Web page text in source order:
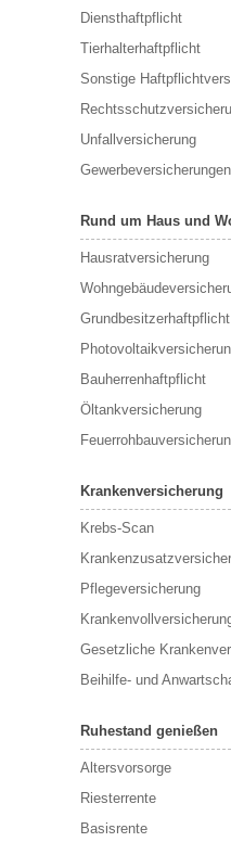
Diensthaftpflicht
Tierhalterhaftpflicht
Sonstige
Unfallversicherung
Gewerbeversicherungen
Rund um Haus und
Hausratversicherung
Grundbesitzerhaftpflicht
Bauherrenhaftpflicht
Öltankversicherung
Krankenversicherung
Krebs-Scan
Pflegeversicherung
Gesetzliche
Beihilfe- und
Ruhestand genießen
Altersvorsorge
Riesterrente
Basisrente